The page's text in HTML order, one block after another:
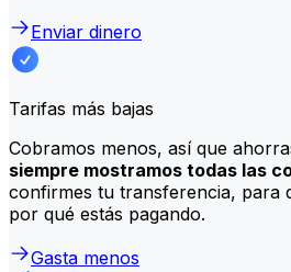
Enviar dinero
Tarifas más bajas
Cobramos menos, así que
siempre mostramos todas las
confirmes tu transferencia, para
por qué estás pagando.
Gasta menos